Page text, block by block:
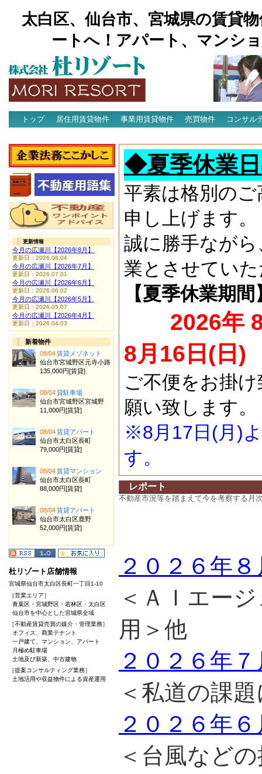
太白区、仙台市、宮城県の賃貸
ートへ！アパート、マンシ
トップ 居住用賃貸物件 事業用賃貸物件 売買物件
コンサル
◆夏季休業
平素は格別の
申し上げます。
誠に勝手なが
業とさせてい
【夏季休業期間
2026年
8月16日(日)
ご不便をお掛
願い致します。
※8月17日(月)
す。
レポート
不動産市況等を踏まえて今を考察する月
２０２６年
＜ＡＩエー
用＞他
２０２６年
＜私道の課
２０２６年
＜台風など
更新情報
今月の広瀬川【2026年8月】
更新日：2026.08.04
今月の広瀬川【2026年7月】
更新日：2026.07.01
今月の広瀬川【2026年6月】
更新日：2026.06.02
今月の広瀬川【2026年5月】
更新日：2026.05.07
今月の広瀬川【2026年4月】
更新日：2026.04.03
新着物件
08/04賃貸メゾネット
仙台市宮城野区元寺小路
135,000円[賃貸]
08/04貸駐車場
仙台市宮城野区宮城野
11,000円[賃貸]
08/04賃貸アパート
仙台市太白区長町
79,000円[賃貸]
08/04賃貸マンション
仙台市太白区長町
88,000円[賃貸]
08/04賃貸アパート
仙台市太白区鹿野
52,000円[賃貸]
杜リゾート店舗情報
宮城県仙台市太白区長町一丁目1-10
［営業エリア］
青葉区・宮城野区・若林区・太白区
仙台市を中心とした宮城県全域
［不動産賃貸売買の媒介・管理業務］
オフィス、商業テナント
一戸建て、マンション、アパート
月極め駐車場
土地及び新築、中古建物
［提案コンサルティング業務］
土地活用や収益物件による資産運用